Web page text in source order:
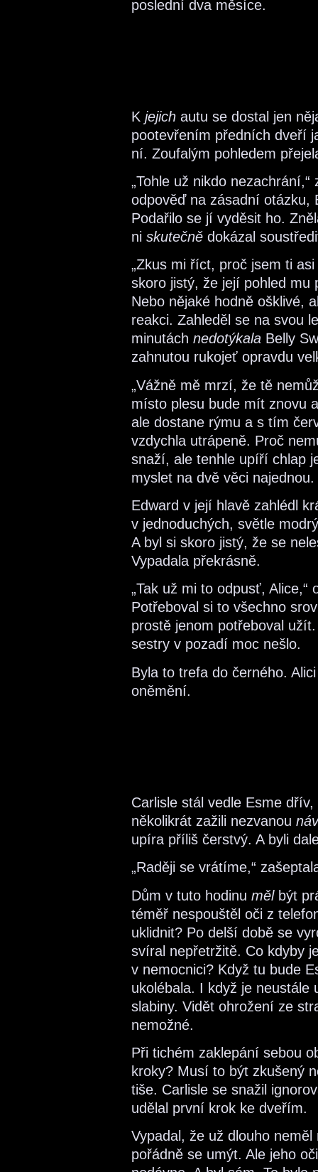
poslední dva měsíce.
K jejich autu se dostal jen
pootevřením předních dveří
ní. Zoufalým pohledem
„Tohle už nikdo
odpověď na zásadní otázku,
Podařilo se jí vyděsit ho.
ni skutečně dokázal
„Zkus mi říct, proč jsem ti
skoro jistý, že její pohled mu
Nebo nějaké hodně ošklivé,
reakci. Zahleděl se na svou
minutách nedotýkala Belly
zahnutou rukojeť opravdu
„Vážně mě mrzí, že tě
místo plesu bude mít znovu
ale dostane rýmu a s tím
vzdychla utrápeně. Proč
snaží, ale tenhle upíří chlap
myslet na dvě věci najednou.
Edward v její hlavě zahlédl
v jednoduchých, světle
A byl si skoro jistý, že se
Vypadala překrásně.
„Tak už mi to odpusť,
Potřeboval si to všechno
prostě jenom potřeboval
sestry v pozadí moc nešlo.
Byla to trefa do černého.
oněmění.
Carlisle stál vedle Esme
několikrát zažili nezvanou
upíra příliš čerstvý. A byli
„Raději se vrátíme,“
Dům v tuto hodinu mělbýt
téměř nespouštěl oči z
uklidnit? Po delší době se
svíral nepřetržitě. Co kdyby
v nemocnici? Když tu bude
ukolébala. I když je neustále
slabiny. Vidět ohrožení ze
nemožné.
Při tichém zaklepání sebou
kroky? Musí to být zkušený
tiše. Carlisle se snažil
udělal první krok ke dveřím.
Vypadal, že už dlouho
pořádně se umýt. Ale jeho